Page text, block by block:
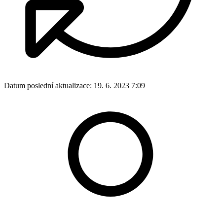
Datum poslední aktualizace: 19. 6. 2023 7:09